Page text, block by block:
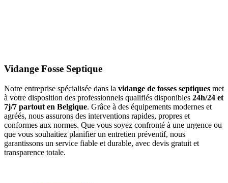
Vidange Fosse Septique
Notre entreprise spécialisée dans la vidange de fosses septiques met
à votre disposition des professionnels qualifiés disponibles 24h/24 et
7j/7 partout en Belgique. Grâce à des équipements modernes et
agréés, nous assurons des interventions rapides, propres et
conformes aux normes. Que vous soyez confronté à une urgence ou
que vous souhaitiez planifier un entretien préventif, nous
garantissons un service fiable et durable, avec devis gratuit et
transparence totale.